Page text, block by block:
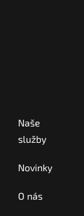
Naše
služby
Novinky
O nás